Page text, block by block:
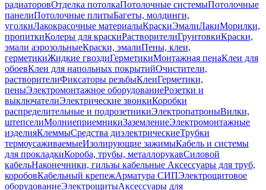
радиаторовОтделка потолкаПотолочные системыПотолочные
панелиПотолочные плитыБагеты, молдинги,
уголкиЛакокрасочные материалыКраскиЭмалиЛакиМорилки,
пропиткиКолеры для краскиРастворителиГрунтовкиКраски,
эмали аэрозольныеКраски, эмалиПены, клеи,
герметикиЖидкие гвоздиГерметикиМонтажная пенаКлеи для
обоевКлеи для напольных покрытийОчистители,
растворителиФиксаторы резьбыКлеиГерметики,
пеныЭлектромонтажное оборудованиеРозетки и
выключателиЭлектрические звонкиКоробки
распределительные и подрозетникиЭлектропатроныВилки,
штепселиМолниеприемникиЗаземлениеЭлектромонтажные
изделияКлеммыСредства диэлектрическиеТрубки
термоусаживаемыеИзолирующие зажимыКабель и системы
для прокладкиКороба, трубы, металлорукавСиловой
кабельНаконечники, гильзы кабельные Аксессуары для труб,
коробовКабельный крепежАрматура СИПЭлектрощитовое
оборудованиеЭлектрощитыАксессуары для